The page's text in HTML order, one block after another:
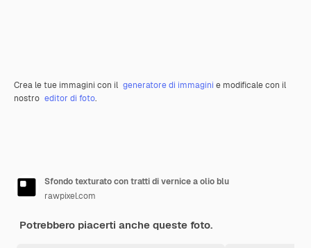
Crea le tue immagini con il generatore di immagini e modificale con il
nostro editor di foto.
Sfondo texturato con tratti di vernice a olio blu
rawpixel.com
Potrebbero piacerti anche queste foto.